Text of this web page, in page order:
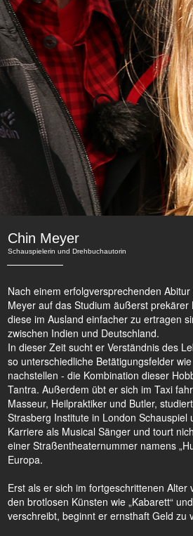
Chin Meyer
Schauspielerin und Drehbuchautorin
Nach einem erfolgversprechenden
Meyer auf das Studium äußerst
diese im Ausland einfacher zu ertragen
zwischen Indien und Deutschland.
In dieser Zeit sucht er Verständnis des
so unterschiedliche Betätigungsfelder
nachstellen - die Kombination dieser
Tantra. Außerdem übt er sich im Taxi
Masseur, Heilpraktiker und Butler,
Strasberg Institute in London Schauspiel
Karriere als Musical Sänger und tourt
einer Straßentheaternummer namens
Europa.
Erst als er sich im fortgeschrittenen Alter
den brotlosen Künsten wie „Kabarett“
verschreibt, beginnt er ernsthaft Geld zu